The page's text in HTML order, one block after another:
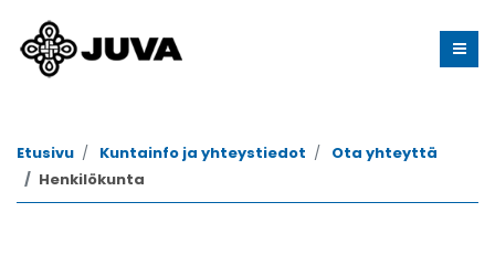
Etusivu Kuntainfo ja yhteystiedot
Ota yhteyttä
Henkilökunta